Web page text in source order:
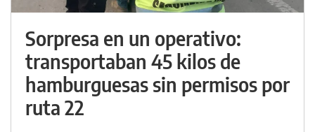
Sorpresa en un operativo:
transportaban 45 kilos de
hamburguesas sin permisos por
ruta 22